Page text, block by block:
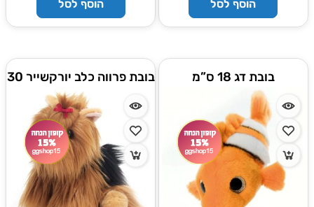
הוסף לסל הוסף לסל
בובת דג 18 ס”מ
בובת פרווה כלב יורקשייר 30
ס"מ